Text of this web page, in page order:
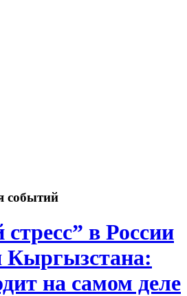
событий
в России
Кыргызстана:
на самом деле